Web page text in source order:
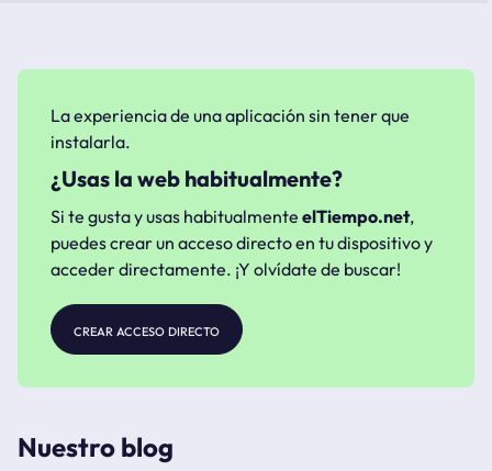
La experiencia de una aplicación sin tener que
instalarla.
¿Usas la web habitualmente?
Si te gusta y usas habitualmente elTiempo.net,
puedes crear un acceso directo en tu dispositivo y
acceder directamente. ¡Y olvídate de buscar!
crear acceso directo
Nuestro blog